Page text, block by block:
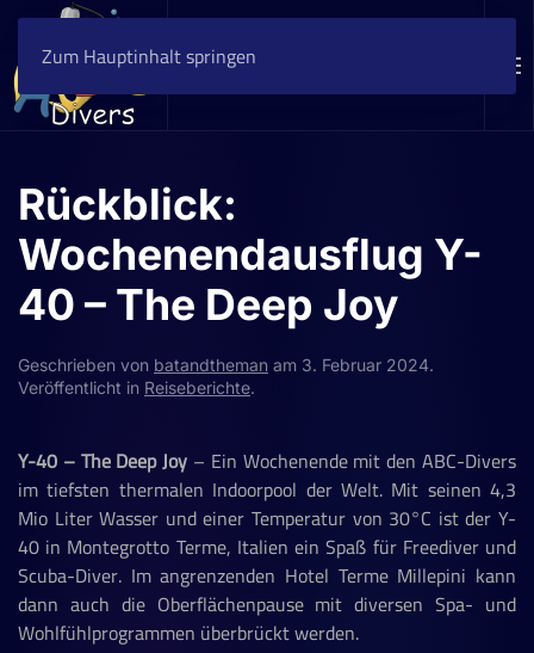
Zum Hauptinhalt springen
Rückblick:
Wochenendausflug Y-
40 – The Deep Joy
Geschrieben von batandtheman am 3. Februar 2024.
Veröffentlicht in Reiseberichte.
Y-40 – The Deep Joy – Ein Wochenende mit den ABC-Divers
im tiefsten thermalen Indoorpool der Welt. Mit seinen 4,3
Mio Liter Wasser und einer Temperatur von 30°C ist der Y-
40 in Montegrotto Terme, Italien ein Spaß für Freediver und
Scuba-Diver. Im angrenzenden Hotel Terme Millepini kann
dann auch die Oberflächenpause mit diversen Spa- und
Wohlfühlprogrammen überbrückt werden.